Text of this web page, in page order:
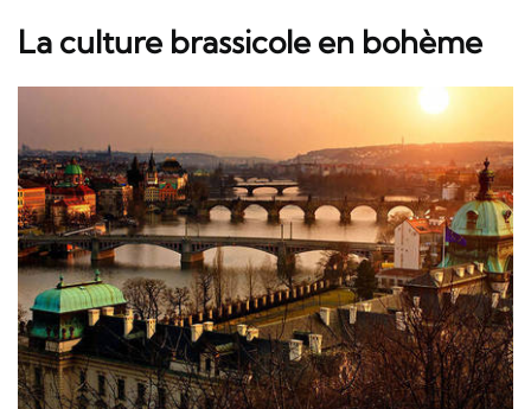
La culture brassicole en bohème